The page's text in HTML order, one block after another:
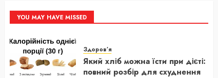
YOU MAY HAVE MISSED
Здоров’я
Який хліб можна їсти при дієті:
повний розбір для схуднення